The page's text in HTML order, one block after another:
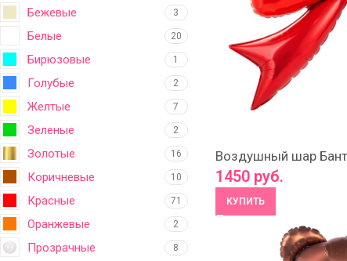
Бежевые 3
Белые 20
Бирюзовые 1
Голубые 2
Желтые 7
Зеленые 2
Золотые 16
Коричневые 10
Красные 71
Оранжевые 2
Прозрачные 8
Воздушный шар
1450руб.
КУПИТЬ